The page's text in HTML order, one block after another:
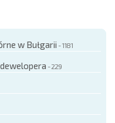
w Bułgarii - 1181
- 229